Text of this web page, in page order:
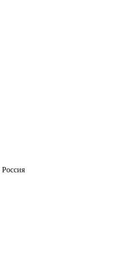
Россия